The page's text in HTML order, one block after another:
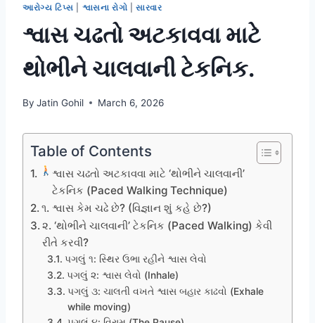
આરોગ્ય ટિપ્સ શ્વાસના રોગો સારવાર
શ્વાસ ચઢતો અટકાવવા માટે
થોભીને ચાલવાની ટેકનિક.
By Jatin Gohil March 6, 2026
Table of Contents
શ્વાસ ચઢતો અટકાવવા માટે ‘થોભીને ચાલવાની’
ટેકનિક (Paced Walking Technique)
૧. શ્વાસ કેમ ચઢે છે? (વિજ્ઞાન શું કહે છે?)
૨. ‘થોભીને ચાલવાની’ ટેકનિક (Paced Walking) કેવી
રીતે કરવી?
પગલું ૧: સ્થિર ઉભા રહીને શ્વાસ લેવો
પગલું ૨: શ્વાસ લેવો (Inhale)
પગલું ૩: ચાલતી વખતે શ્વાસ બહાર કાઢવો (Exhale
while moving)